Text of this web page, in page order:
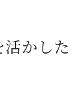
かした